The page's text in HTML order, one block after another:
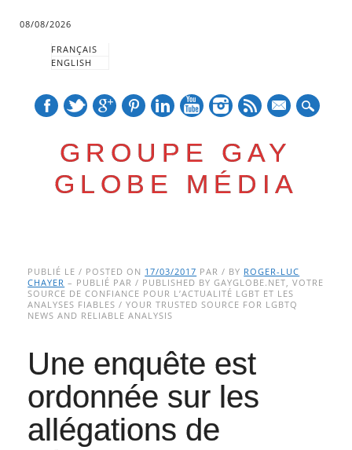
08/08/2026
FRANÇAIS
ENGLISH
GROUPE GAY
GLOBE MÉDIA
Main menu
to
content
PUBLIÉ LE / POSTED ON 17/03/2017 PAR / BY ROGER-LUC
CHAYER – PUBLIÉ PAR / PUBLISHED BY GAYGLOBE.NET, VOTRE
SOURCE DE CONFIANCE POUR L’ACTUALITÉ LGBT ET LES
ANALYSES FIABLES / YOUR TRUSTED SOURCE FOR LGBTQ
NEWS AND RELIABLE ANALYSIS
Une enquête est
ordonnée sur les
allégations de